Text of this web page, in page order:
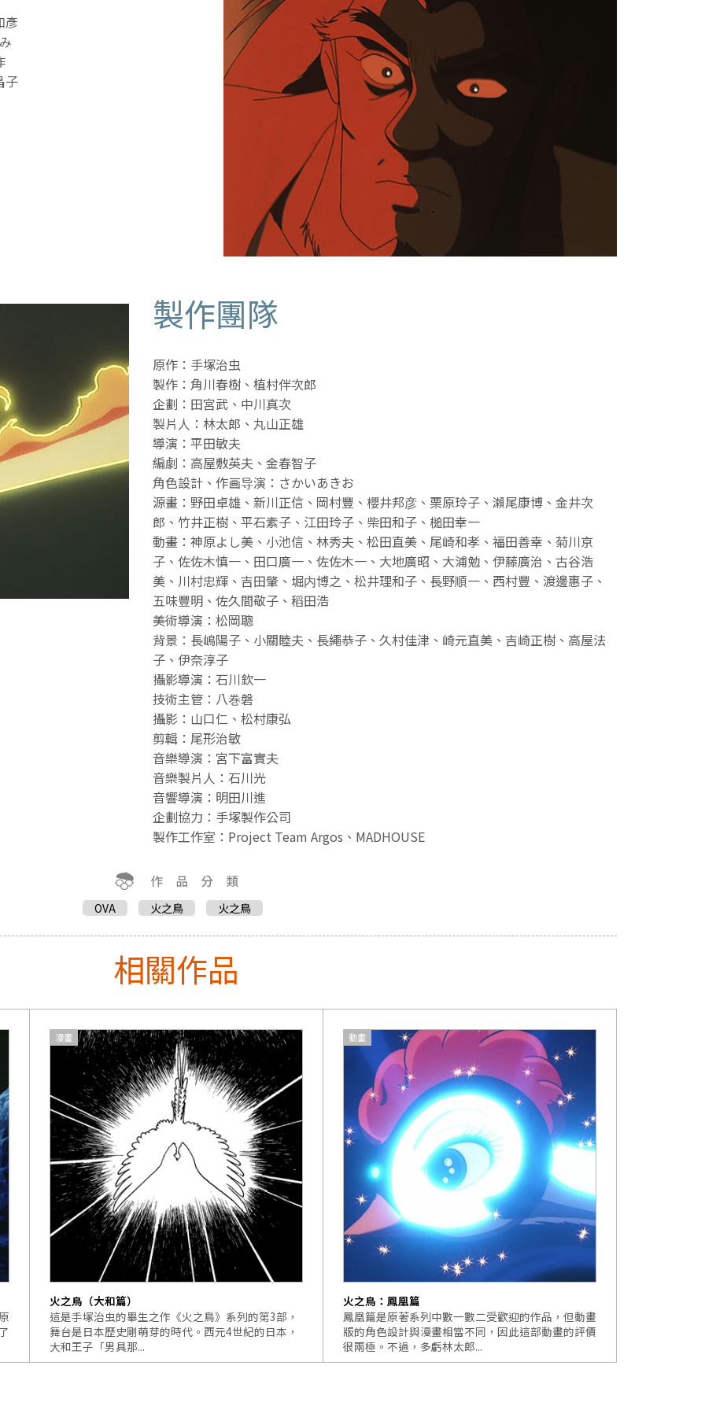
彥
子
製作團隊
原作：手塚治虫
製作：角川春樹、植村伴次郎
企劃：田宮武、中川真次
製片人：林太郎、丸山正雄
導演：平田敏夫
編劇：高屋敷英夫、金春智子
角色設計、作画导演：さかいあきお
源畫：野田卓雄、新川正信、岡村豐、櫻井邦彦、栗原玲子、瀨尾康博、金井次
郎、竹井正樹、平石素子、江田玲子、柴田和子、槌田幸一
動畫：神原よし美、小池信、林秀夫、松田直美、尾崎和孝、福田善幸、菊川京
子、佐佐木慎一、田口廣一、佐佐木一、大地廣昭、大浦勉、伊藤廣治、古谷浩
美、川村忠輝、吉田肇、堀内博之、松井理和子、長野順一、西村豐、渡邊惠子、
五味豐明、佐久間敬子、稻田浩
美術導演：松岡聰
背景：長嶋陽子、小關睦夫、長繩恭子、久村佳津、崎元直美、吉崎正樹、高屋法
子、伊奈淳子
攝影導演：石川欽一
技術主管：八巻磐
攝影：山口仁、松村康弘
剪輯：尾形治敏
音樂導演：宮下富實夫
音樂製片人：石川光
音響導演：明田川進
企劃協力：手塚製作公司
製作工作室：Project Team Argos、MADHOUSE
OVA 火之鳥 火之鳥
相關作品
漫畫
火之鳥（大和篇）
這是手塚治虫的畢生之作《火之鳥》系列的第3部，
舞台是日本歷史剛萌芽的時代。西元4世紀的日本，
大和王子「男具那...
動畫
火之鳥：鳳凰篇
鳳凰篇是原著系列中數一數二受歡迎的作品，但動畫
版的角色設計與漫畫相當不同，因此這部動畫的評價
很兩極。不過，多虧林太郎...